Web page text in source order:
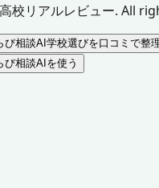
校リアルレビュー. All
び相談AI学校選びを口コミで整
び相談AIを使う